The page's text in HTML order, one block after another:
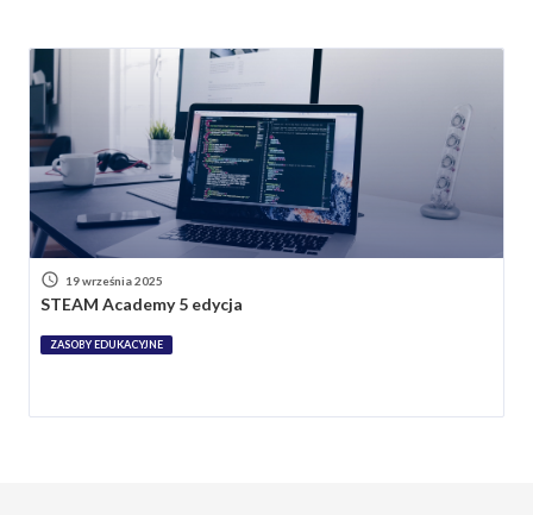
19 września 2025
STEAM Academy 5 edycja
ZASOBY EDUKACYJNE